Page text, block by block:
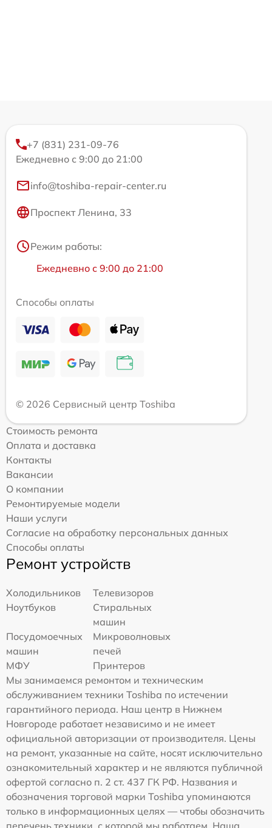
+7 (831) 231-09-76
Ежедневно с 9:00 до 21:00
info@toshiba-repair-center.ru
Проспект Ленина, 33
Режим работы:
Ежедневно с 9:00 до 21:00
Способы оплаты
© 2026 Сервисный центр Toshiba
Стоимость ремонта
Оплата и доставка
Контакты
Вакансии
О компании
Ремонтируемые модели
Наши услуги
Согласие на обработку персональных данных
Способы оплаты
Ремонт устройств
Холодильников
Телевизоров
Ноутбуков
Стиральных
машин
Посудомоечных
машин
Микроволновых
печей
МФУ
Принтеров
Мы занимаемся ремонтом и техническим
обслуживанием техники Toshiba по истечении
гарантийного периода. Наш центр в Нижнем
Новгороде работает независимо и не имеет
официальной авторизации от производителя. Цены
на ремонт, указанные на сайте, носят исключительно
ознакомительный характер и не являются публичной
офертой согласно п. 2 ст. 437 ГК РФ. Названия и
обозначения торговой марки Toshiba упоминаются
только в информационных целях — чтобы обозначить